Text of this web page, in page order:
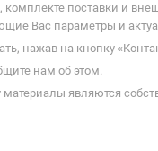
комплекте поставки и
Вас параметры и
нажав на кнопку
нам об этом.
материалы являются